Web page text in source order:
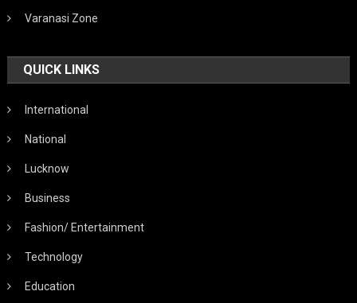
Varanasi Zone
QUICK LINKS
International
National
Lucknow
Business
Fashion/ Entertainment
Technology
Education